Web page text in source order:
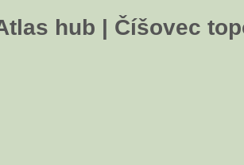
hub | Číšovec